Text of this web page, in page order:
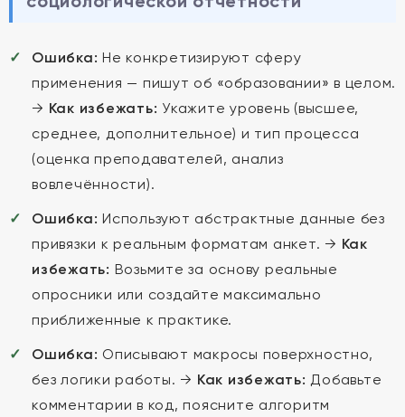
Ошибка: Не конкретизируют сферу
применения — пишут об «образовании» в целом.
→ Как избежать: Укажите уровень (высшее,
среднее, дополнительное) и тип процесса
(оценка преподавателей, анализ
вовлечённости).
Ошибка: Используют абстрактные данные без
привязки к реальным форматам анкет. → Как
избежать: Возьмите за основу реальные
опросники или создайте максимально
приближенные к практике.
Ошибка: Описывают макросы поверхностно,
без логики работы. → Как избежать: Добавьте
комментарии в код, поясните алгоритм